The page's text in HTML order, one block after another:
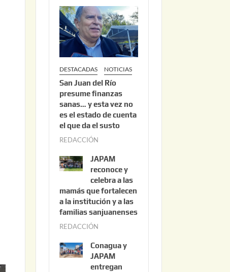
2
2
,
2
0
2
6
DESTACADAS NOTICIAS
San Juan del Río
presume finanzas
sanas… y esta vez no
es el estado de cuenta
el que da el susto
REDACCIÓN
s
t
o
3
0
2
JAPAM
reconoce y
celebra a las
mamás que fortalecen
a la institución y a las
familias sanjuanenses
REDACCIÓN
n
i
Conagua y
JAPAM
entregan